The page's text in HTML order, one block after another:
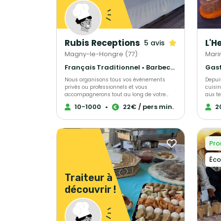
Rubis Receptions 5 avis
Magny-le-Hongre (77)
Français Traditionnel • Barbecue et grillades • Gastronomique
Nous organisons tous vos événements
privés ou professionnels et vous
accompagnerons tout au long de votre
projet. Pour plus de renseignements, venez
nous rencontrer !
10-1000 • 22€ / pers min.
Traiteur à
découvrir !
aux
que
pour
spécifiques.
souci
nos
nos clients. En bref,